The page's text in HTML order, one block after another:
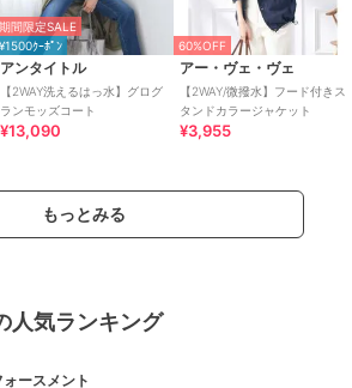
期間限定SALE
¥1500ｸｰﾎﾟﾝ
アンタイトル
【2WAY洗えるはっ水】グログ
ランモッズコート
¥13,090
60%OFF
アー・ヴェ・ヴェ
【2WAY/微撥水】フード付きス
タンドカラージャケット
¥3,955
もっとみる
人気ランキング
ォースメント